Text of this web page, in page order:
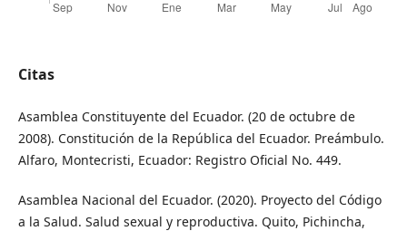
Citas
Asamblea Constituyente del Ecuador. (20 de octubre de
2008). Constitución de la República del Ecuador. Preámbulo.
Alfaro, Montecristi, Ecuador: Registro Oficial No. 449.
Asamblea Nacional del Ecuador. (2020). Proyecto del Código
a la Salud. Salud sexual y reproductiva. Quito, Pichincha,